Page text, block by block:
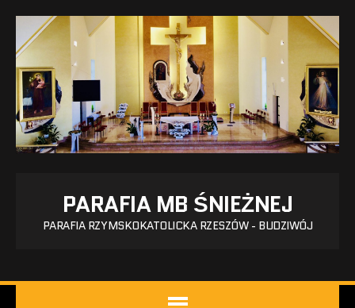
PARAFIA MB ŚNIEŻNEJ
PARAFIA RZYMSKOKATOLICKA RZESZÓW - BUDZIWÓJ